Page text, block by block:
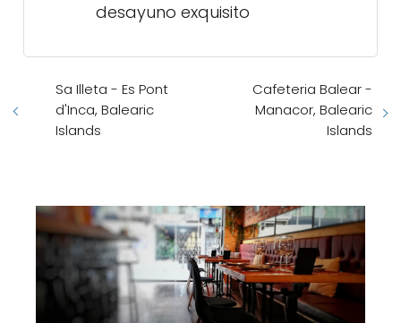
desayuno exquisito
Sa Illeta - Es Pont
d'Inca, Balearic
Islands
Cafeteria Balear -
Manacor, Balearic
Islands